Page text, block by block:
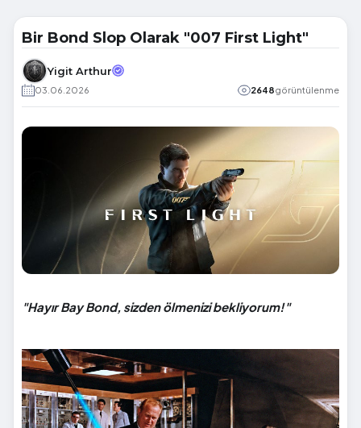
Bir Bond Slop Olarak "007 First Light"
Yigit Arthur
03.06.2026 2648görüntülenme
"Hayır Bay Bond, sizden ölmenizi bekliyorum!"